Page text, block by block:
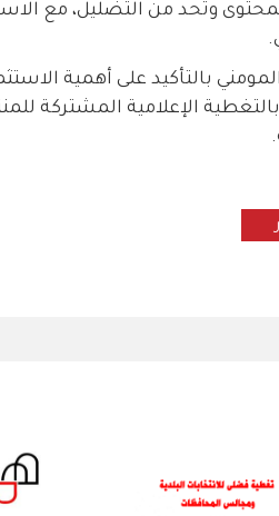
وتحد من التضليل، مع
بالتأكيد على أهمية
الإعلامية المشتركة